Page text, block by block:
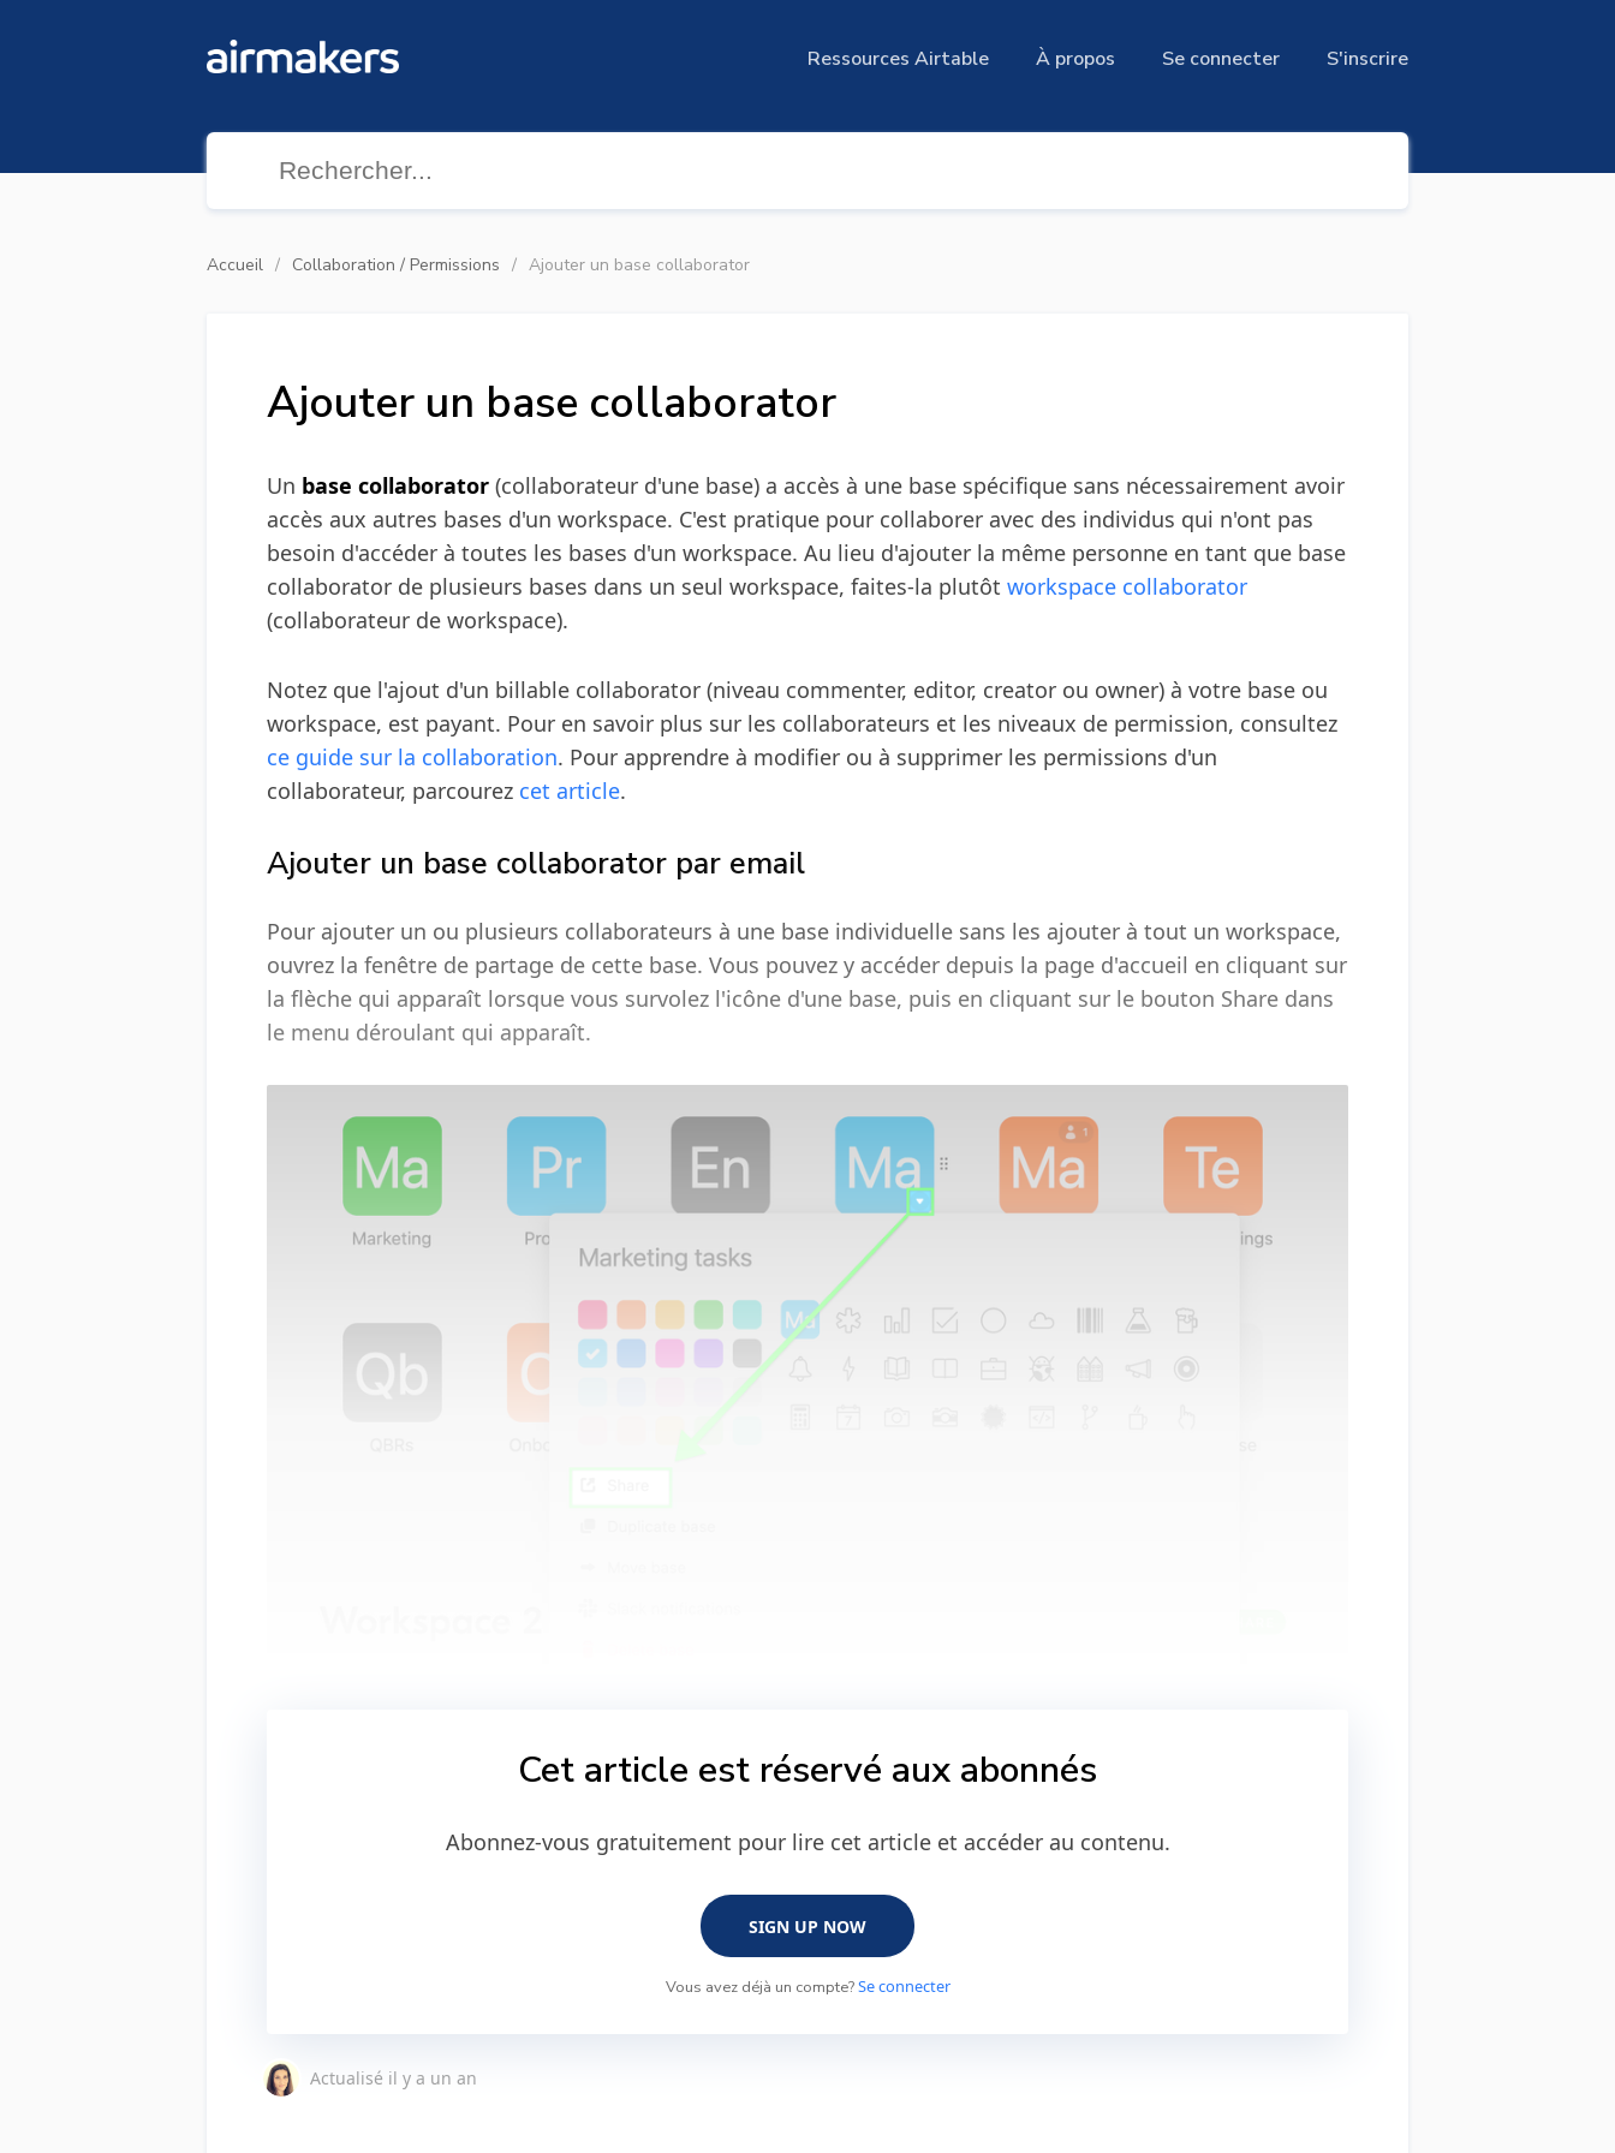
Ressources Airtable À propos Se connecter S'inscrire
Accueil Collaboration / Permissions Ajouter un base collaborator
Ajouter un base collaborator
Un base collaborator (collaborateur d'une base) a accès à une base spécifique sans nécessairement avoir
accès aux autres bases d'un workspace. C'est pratique pour collaborer avec des individus qui n'ont pas
besoin d'accéder à toutes les bases d'un workspace. Au lieu d'ajouter la même personne en tant que base
collaborator de plusieurs bases dans un seul workspace, faites-la plutôt workspace collaborator
(collaborateur de workspace).
Notez que l'ajout d'un billable collaborator (niveau commenter, editor, creator ou owner) à votre base ou
workspace, est payant. Pour en savoir plus sur les collaborateurs et les niveaux de permission, consultez
ce guide sur la collaboration. Pour apprendre à modifier ou à supprimer les permissions d'un
collaborateur, parcourez cet article.
Ajouter un base collaborator par email
Pour ajouter un ou plusieurs collaborateurs à une base individuelle sans les ajouter à tout un workspace,
ouvrez la fenêtre de partage de cette base. Vous pouvez y accéder depuis la page d'accueil en cliquant sur
la flèche qui apparaît lorsque vous survolez l'icône d'une base, puis en cliquant sur le bouton Share dans
le menu déroulant qui apparaît.
Cet article est réservé aux abonnés
Abonnez-vous gratuitement pour lire cet article et accéder au contenu.
SIGN UP NOW
Vous avez déjà un compte?Se connecter
Actualisé il y a un an